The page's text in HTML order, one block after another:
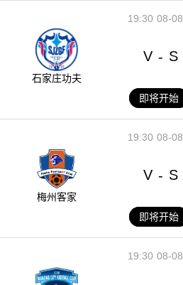
08-08
19:30
石家庄功夫
V - S
即将开始
08-08
19:30
梅州客家
V - S
即将开始
08-08
19:30